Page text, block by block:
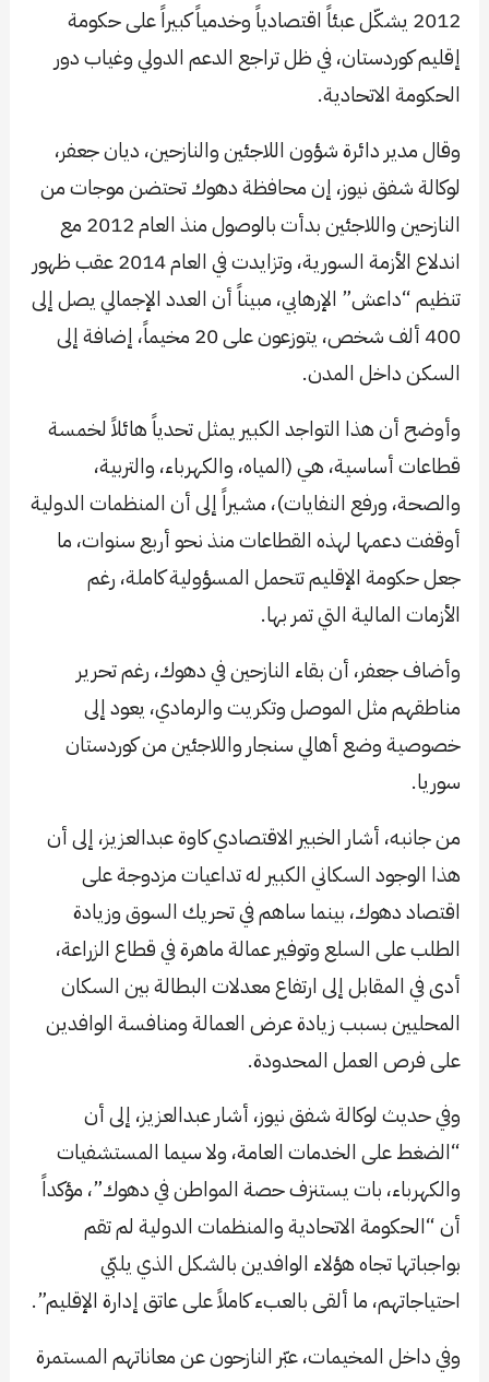
2012 يشكّل عبئاً اقتصادياً وخدمياً كبيراً على حكومة
إقليم كوردستان، في ظل تراجع الدعم الدولي وغياب دور
الحكومة الاتحادية.
وقال مدير دائرة شؤون اللاجئين والنازحين، ديان جعفر،
لوكالة شفق نيوز، إن محافظة دهوك تحتضن موجات من
النازحين واللاجئين بدأت بالوصول منذ العام 2012 مع
اندلاع الأزمة السورية، وتزايدت في العام 2014 عقب ظهور
تنظيم “داعش” الإرهابي، مبيناً أن العدد الإجمالي يصل إلى
400 ألف شخص، يتوزعون على 20 مخيماً، إضافة إلى
السكن داخل المدن.
وأوضح أن هذا التواجد الكبير يمثل تحدياً هائلاً لخمسة
قطاعات أساسية، هي (المياه، والكهرباء، والتربية،
والصحة، ورفع النفايات)، مشيراً إلى أن المنظمات الدولية
أوقفت دعمها لهذه القطاعات منذ نحو أربع سنوات، ما
جعل حكومة الإقليم تتحمل المسؤولية كاملة، رغم
الأزمات المالية التي تمر بها.
وأضاف جعفر، أن بقاء النازحين في دهوك، رغم تحرير
مناطقهم مثل الموصل وتكريت والرمادي، يعود إلى
خصوصية وضع أهالي سنجار واللاجئين من كوردستان
سوريا.
من جانبه، أشار الخبير الاقتصادي كاوة عبدالعزيز، إلى أن
هذا الوجود السكاني الكبير له تداعيات مزدوجة على
اقتصاد دهوك، بينما ساهم في تحريك السوق وزيادة
الطلب على السلع وتوفير عمالة ماهرة في قطاع الزراعة،
أدى في المقابل إلى ارتفاع معدلات البطالة بين السكان
المحليين بسبب زيادة عرض العمالة ومنافسة الوافدين
على فرص العمل المحدودة.
وفي حديث لوكالة شفق نيوز، أشار عبدالعزيز، إلى أن
“الضغط على الخدمات العامة، ولا سيما المستشفيات
والكهرباء، بات يستنزف حصة المواطن في دهوك”، مؤكداً
أن “الحكومة الاتحادية والمنظمات الدولية لم تقم
بواجباتها تجاه هؤلاء الوافدين بالشكل الذي يلبّي
احتياجاتهم، ما ألقى بالعبء كاملاً على عاتق إدارة الإقليم”.
وفي داخل المخيمات، عبّر النازحون عن معاناتهم المستمرة